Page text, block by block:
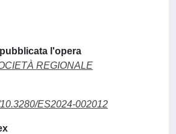
l'opera
REGIONALE
ES2024-002012